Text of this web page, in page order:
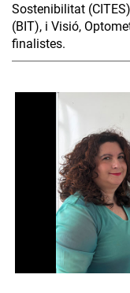
Sostenibilitat
(BIT), i Visió,
finalistes.